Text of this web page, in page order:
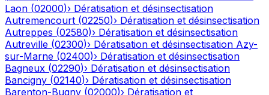
Laon (02000)› Dératisation et désinsectisation
Autremencourt (02250)› Dératisation et désinsectisation
Autreppes (02580)› Dératisation et désinsectisation
Autreville (02300)› Dératisation et désinsectisation Azy-
sur-Marne (02400)› Dératisation et désinsectisation
Bagneux (02290)› Dératisation et désinsectisation
Bancigny (02140)› Dératisation et désinsectisation
Barenton-Bugny (02000)› Dératisation et